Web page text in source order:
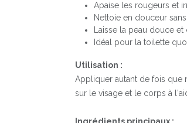
Apaise les rougeurs et
Nettoie en douceur
Laisse la peau douce et
Idéal pour la toilette
Utilisation :
Appliquer autant de fois que
sur le visage et le corps à